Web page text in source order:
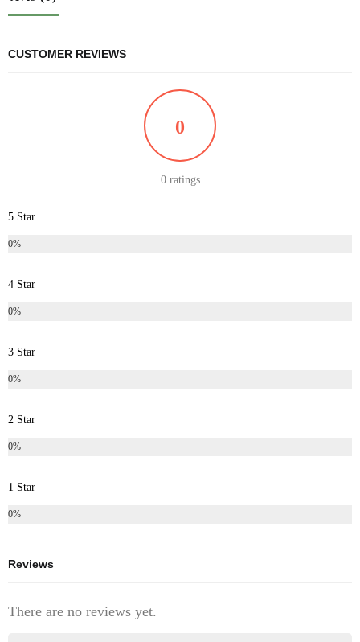
CUSTOMER REVIEWS
0
0 ratings
5 Star
0%
4 Star
0%
3 Star
0%
2 Star
0%
1 Star
0%
Reviews
There are no reviews yet.